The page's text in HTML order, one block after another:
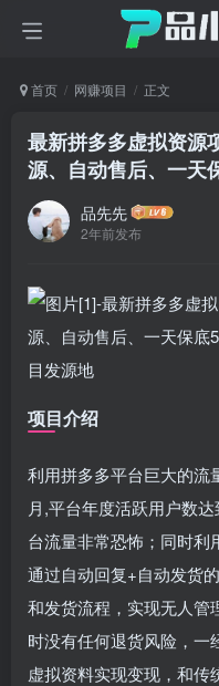
首页 网赚项目 正文
最新拼多多虚拟资源
源、自动售后、一天
品先先
2年前发布
项目介绍
利用拼多多平台巨大的流
月,平台年度活跃用户数
台流量非常恐怖；同时利
通过自动回复+自动发货
和发货流程，实现无人管
时没有任何退货风险，一
虚拟资料实现变现，和